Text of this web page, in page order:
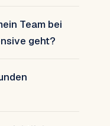
Team bei
geht?